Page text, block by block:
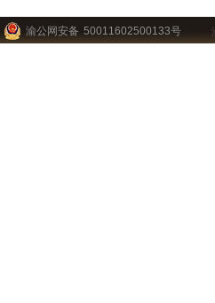
渝公网安备 50011602500133号